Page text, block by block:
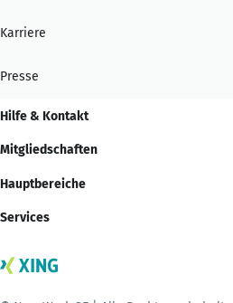
Karriere
Presse
Hilfe & Kontakt
Mitgliedschaften
Hauptbereiche
Services